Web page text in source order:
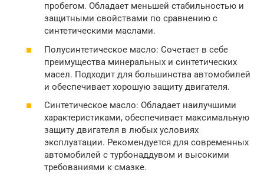
пробегом. Обладает меньшей стабильностью и
защитными свойствами по сравнению с
синтетическими маслами.
Полусинтетическое масло: Сочетает в себе
преимущества минеральных и синтетических
масел. Подходит для большинства автомобилей
и обеспечивает хорошую защиту двигателя.
Синтетическое масло: Обладает наилучшими
характеристиками, обеспечивает максимальную
защиту двигателя в любых условиях
эксплуатации. Рекомендуется для современных
автомобилей с турбонаддувом и высокими
требованиями к смазке.